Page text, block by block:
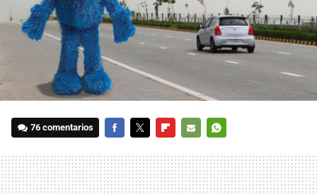
76 comentarios
MAIL